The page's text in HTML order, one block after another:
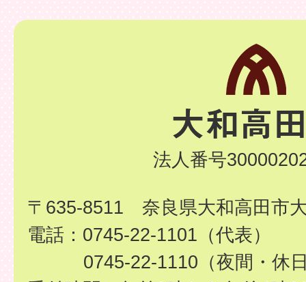
法人番号
〒635-8511 奈良県大和高田市
電話：0745-22-1101（代表）
0745-22-1110（夜間・休